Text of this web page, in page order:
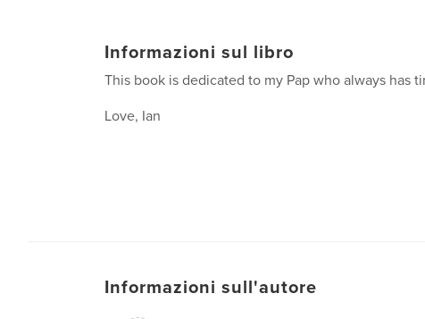
Informazioni sul libro
This book is dedicated to my Pap who always has
Love, Ian
Informazioni sull'autore